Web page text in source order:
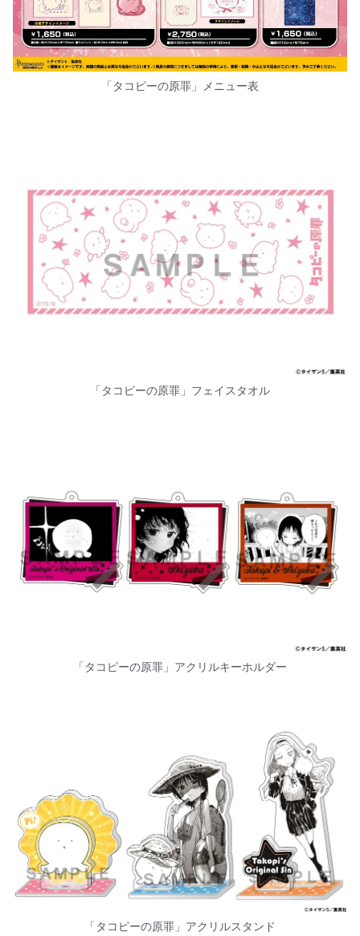
「タコピーの原罪」メニュー表
「タコピーの原罪」フェイスタオル
「タコピーの原罪」アクリルキーホルダー
「タコピーの原罪」アクリルスタンド